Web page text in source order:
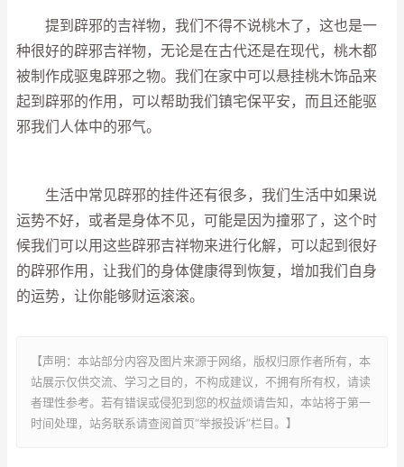
提到辟邪的吉祥物，我们不得不说桃木了，这也是一
种很好的辟邪吉祥物，无论是在古代还是在现代，桃木都
被制作成驱鬼辟邪之物。我们在家中可以悬挂桃木饰品来
起到辟邪的作用，可以帮助我们镇宅保平安，而且还能驱
邪我们人体中的邪气。
生活中常见辟邪的挂件还有很多，我们生活中如果说
运势不好，或者是身体不见，可能是因为撞邪了，这个时
候我们可以用这些辟邪吉祥物来进行化解，可以起到很好
的辟邪作用，让我们的身体健康得到恢复，增加我们自身
的运势，让你能够财运滚滚。
【声明：本站部分内容及图片来源于网络，版权归原作者所有，本
站展示仅供交流、学习之目的，不构成建议，不拥有所有权，请读
者理性参考。若有错误或侵犯到您的权益烦请告知，本站将于第一
时间处理，站务联系请查阅首页“举报投诉”栏目。】